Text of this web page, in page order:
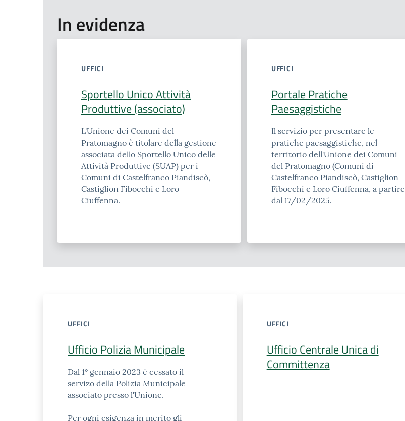
In evidenza
UFFICI
Sportello Unico Attività
Produttive (associato)
L'Unione dei Comuni del
Pratomagno è titolare della gestione
associata dello Sportello Unico delle
Attività Produttive (SUAP) per i
Comuni di Castelfranco Piandiscò,
Castiglion Fibocchi e Loro
Ciuffenna.
UFFICI
Portale Pratiche
Paesaggistiche
Il servizio per presentare le
pratiche paesaggistiche, nel
territorio dell'Unione dei Comuni
del Pratomagno (Comuni di
Castelfranco Piandiscò, Castiglion
Fibocchi e Loro Ciuffenna, a partire
dal 17/02/2025.
UFFICI
Ufficio Polizia Municipale
Dal 1° gennaio 2023 è cessato il
servizo della Polizia Municipale
associato presso l'Unione.
Per ogni esigenza in merito gli
UFFICI
Ufficio Centrale Unica di
Committenza